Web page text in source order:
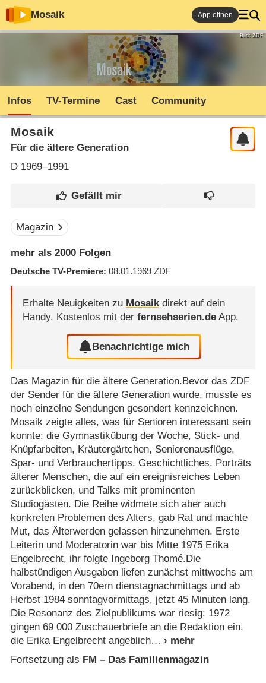
Mosaik App öffnen
Bild: ZDF
Infos TV-Termine Cast Community
Mosaik
Für die ältere Generation
D1969–1991
Magazin
mehr als 2000 Folgen
Deutsche TV-Premiere 08.01.1969 ZDF
Erhalte Neuigkeiten zu Mosaikdirekt auf dein
Handy. Kostenlos mit der fernsehserien.deApp.
Benachrichtige mich
Das Magazin für die ältere Generation.Bevor das ZDF
der Sender für die ältere Generation wurde, musste es
noch einzelne Sendungen gesondert kennzeichnen.
Mosaik zeigte alles, was für Senioren interessant sein
konnte: die Gymnastikübung der Woche, Stick- und
Knüpfarbeiten, Kräutergärtchen, Seniorenausflüge,
Spar- und Verbrauchertipps, Geschichtliches, Porträts
älterer Menschen, die auf ein ereignisreiches Leben
zurückblicken, und Talks mit prominenten
Studiogästen. Die Reihe widmete sich aber auch
konkreten Problemen des Alters, gab Rat und machte
Mut, das Älterwerden gelassen hinzunehmen. Erste
Leiterin und Moderatorin war bis Mitte 1975 Erika
Engelbrecht, ihr folgte Ingeborg Thomé.Die
halbstündigen Ausgaben liefen zunächst mittwochs am
Vorabend, in den 70ern dienstagnachmittags und ab
Herbst 1984 sonntagvormittags, jetzt 45 Minuten lang.
Die Resonanz des Zielpublikums war riesig: 1972
gingen 69 000 Zuschauerbriefe an die Redaktion ein,
die Erika Engelbrecht angeblich
Fortsetzung als FM – Das Familienmagazin